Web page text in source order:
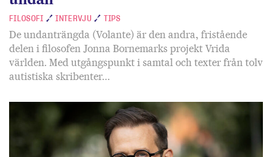
FILOSOFI INTERVJU TIPS
De undanträngda (Volante) är den andra, fristående
delen i filosofen Jonna Bornemarks projekt Vrida
världen. Med utgångspunkt i samtal och texter från tolv
autistiska skribenter…